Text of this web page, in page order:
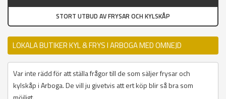
STORT UTBUD AV FRYSAR OCH KYLSKÅP
LOKALA BUTIKER KYL & FRYS I ARBOGA MED OMNEJD
Var inte rädd för att ställa frågor till de som säljer frysar och
kylskåp i Arboga. De vill ju givetvis att ert köp blir så bra som